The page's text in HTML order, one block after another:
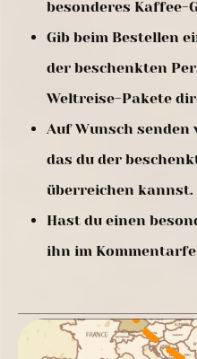
besonderes Kaffee-
Gib beim Bestellen
der beschenkten
Weltreise-Pakete
Auf Wunsch senden
das du der
überreichen kannst.
Hast du einen
ihn im